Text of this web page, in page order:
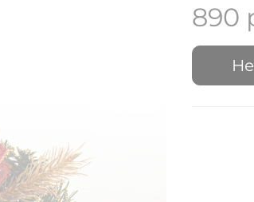
890